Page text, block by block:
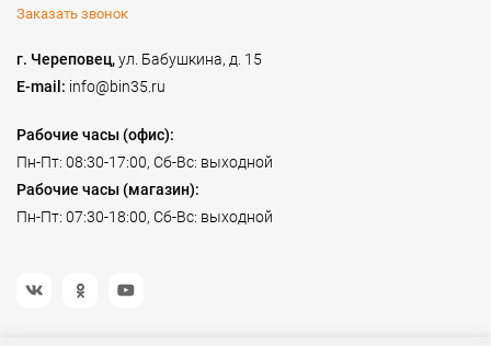
Заказать звонок
г. Череповец,ул. Бабушкина, д. 15
E-mail: info@bin35.ru
Рабочие часы (офис):
Пн-Пт: 08:30-17:00, Сб-Вс: выходной
Рабочие часы (магазин):
Пн-Пт: 07:30-18:00, Сб-Вс: выходной